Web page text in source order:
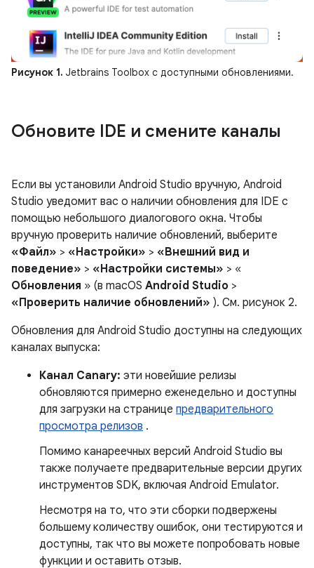
Рисунок 1. Jetbrains Toolbox с доступными обновлениями.
Обновите IDE и смените каналы
Если вы установили Android Studio вручную, Android
Studio уведомит вас о наличии обновления для IDE с
помощью небольшого диалогового окна. Чтобы
вручную проверить наличие обновлений, выберите
«Файл» > «Настройки» > «Внешний вид и
поведение» > «Настройки системы» > «
Обновления » (в macOS Android Studio >
«Проверить наличие обновлений» ). См. рисунок 2.
Обновления для Android Studio доступны на следующих
каналах выпуска:
Канал Canary: эти новейшие релизы
обновляются примерно еженедельно и доступны
для загрузки на странице предварительного
просмотра релизов .
Помимо канареечных версий Android Studio вы
также получаете предварительные версии других
инструментов SDK, включая Android Emulator.
Несмотря на то, что эти сборки подвержены
большему количеству ошибок, они тестируются и
доступны, так что вы можете попробовать новые
функции и оставить отзыв.